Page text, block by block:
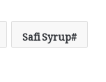
Safi Syrup